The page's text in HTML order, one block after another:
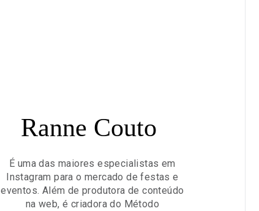
Ranne Couto
É uma das maiores especialistas em
Instagram para o mercado de festas e
eventos. Além de produtora de conteúdo
na web, é criadora do Método